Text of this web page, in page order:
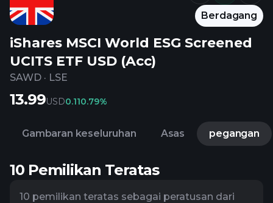
Berdagang
iShares MSCI World ESG Screened
UCITS ETF USD (Acc)
SAWD · LSE
13.99USD0.110.79%
Gambaran keseluruhan Asas pegangan
10 Pemilikan Teratas
10 pemilikan teratas sebagai peratusan dari